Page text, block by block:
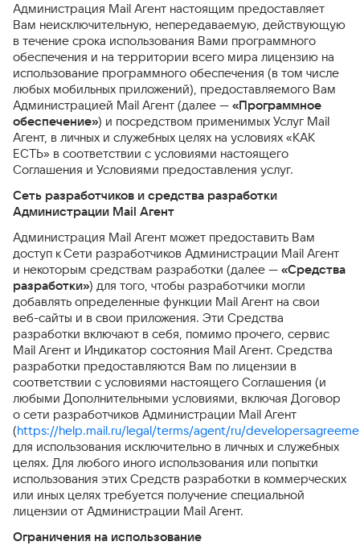
Администрация Mail Агент настоящим предоставляет
Вам неисключительную, непередаваемую, действующую
в течение срока использования Вами программного
обеспечения и на территории всего мира лицензию на
использование программного обеспечения (в том числе
любых мобильных приложений), предоставляемого Вам
Администрацией Mail Агент (далее — «Программное
обеспечение») и посредством применимых Услуг Mail
Агент, в личных и служебных целях на условиях «КАК
ЕСТЬ» в соответствии с условиями настоящего
Соглашения и Условиями предоставления услуг.
Сеть разработчиков и средства разработки
Администрации Mail Агент
Администрация Mail Агент может предоставить Вам
доступ к Сети разработчиков Администрации Mail Агент
и некоторым средствам разработки (далее — «Средства
разработки») для того, чтобы разработчики могли
добавлять определенные функции Mail Агент на свои
веб-сайты и в свои приложения. Эти Средства
разработки включают в себя, помимо прочего, сервис
Mail Агент и Индикатор состояния Mail Агент. Средства
разработки предоставляются Вам по лицензии в
соответствии с условиями настоящего Соглашения (и
любыми Дополнительными условиями, включая Договор
о сети разработчиков Администрации Mail Агент
(https://help.mail.ru/legal/terms/agent/ru/
для использования исключительно в личных и служебных
целях. Для любого иного использования или попытки
использования этих Средств разработки в коммерческих
или иных целях требуется получение специальной
лицензии от Администрации Mail Агент.
Ограничения на использование